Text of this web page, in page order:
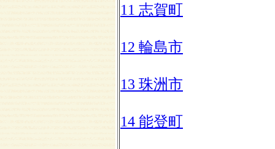
11 志賀町
12 輪島市
13 珠洲市
14 能登町